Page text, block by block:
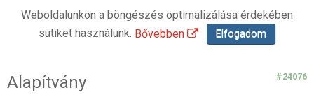
Weboldalunkon a böngészés optimalizálása érdekében
sütiket használunk. Bővebben Elfogadom
Alapítvány #24076